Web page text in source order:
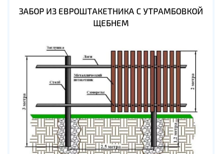
ЗАБОР ИЗ ЕВРОШТАКЕТНИКА С УТРАМБОВКОЙ
ЩЕБНЕМ